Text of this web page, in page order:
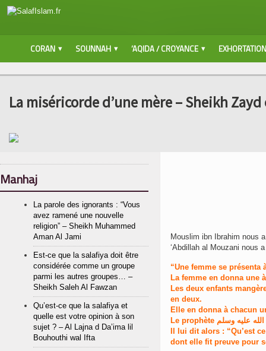
CORAN SOUNNAH ‘AQIDA / CROYANCE EXHORTATION
La miséricorde d’une mère – Sheikh
Mouslim ibn Ibrahim nous
‘Abdillah al Mouzani nous
La femme en donna une
Les deux enfants
en deux.
Elle en donna à chacun
Il lui dit alors : “Qu’est
dont elle fit preuve pour
Manhaj
La parole des ignorants : “Vous
avez ramené une nouvelle
religion” – Sheikh Muhammed
Aman Al Jami
Est-ce que la salafiya doit être
considérée comme un groupe
parmi les autres groupes… –
Sheikh Saleh Al Fawzan
Qu’est-ce que la salafiya et
quelle est votre opinion à son
sujet ? – Al Lajna d Da’ima lil
Bouhouthi wal Ifta